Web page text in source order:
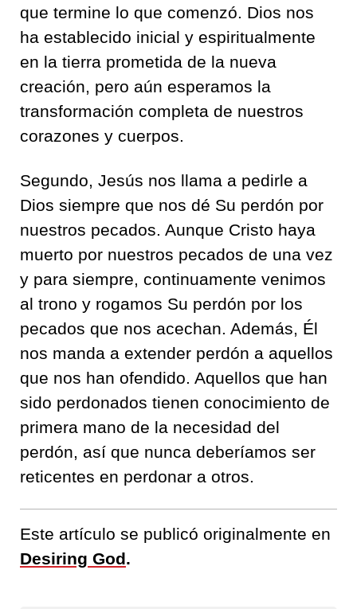
que termine lo que comenzó. Dios nos
ha establecido inicial y espiritualmente
en la tierra prometida de la nueva
creación, pero aún esperamos la
transformación completa de nuestros
corazones y cuerpos.
Segundo, Jesús nos llama a pedirle a
Dios siempre que nos dé Su perdón por
nuestros pecados. Aunque Cristo haya
muerto por nuestros pecados de una vez
y para siempre, continuamente venimos
al trono y rogamos Su perdón por los
pecados que nos acechan. Además, Él
nos manda a extender perdón a aquellos
que nos han ofendido. Aquellos que han
sido perdonados tienen conocimiento de
primera mano de la necesidad del
perdón, así que nunca deberíamos ser
reticentes en perdonar a otros.
Este artículo se publicó originalmente en
Desiring God.